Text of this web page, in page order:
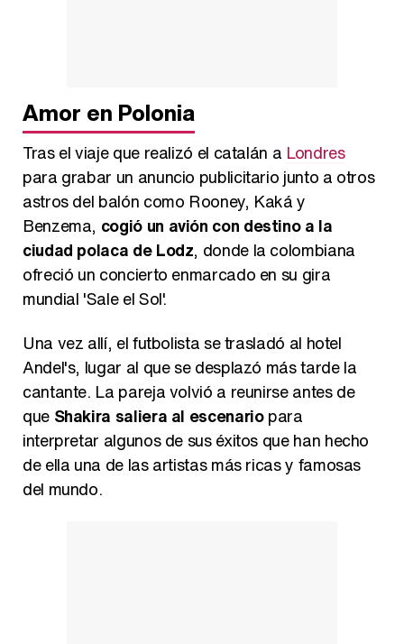
Amor en Polonia
Tras el viaje que realizó el catalán a Londres
para grabar un anuncio publicitario junto a otros
astros del balón como Rooney, Kaká y
Benzema, cogió un avión con destino a la
ciudad polaca de Lodz, donde la colombiana
ofreció un concierto enmarcado en su gira
mundial 'Sale el Sol'.
Una vez allí, el futbolista se trasladó al hotel
Andel's, lugar al que se desplazó más tarde la
cantante. La pareja volvió a reunirse antes de
que Shakira saliera al escenariopara
interpretar algunos de sus éxitos que han hecho
de ella una de las artistas más ricas y famosas
del mundo.